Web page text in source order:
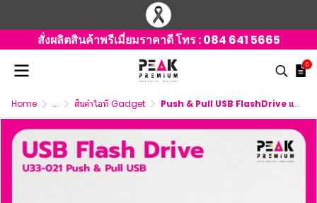
สั่งผลิตสินค้าพรีเมี่ยมราคาดี โทร :084 641 5665
0
Home ... สินค้าไอที Gadget Push & Pull USB FlashDrive แฟลชไดร์ฟ พร้อมสกรีนโลโก้